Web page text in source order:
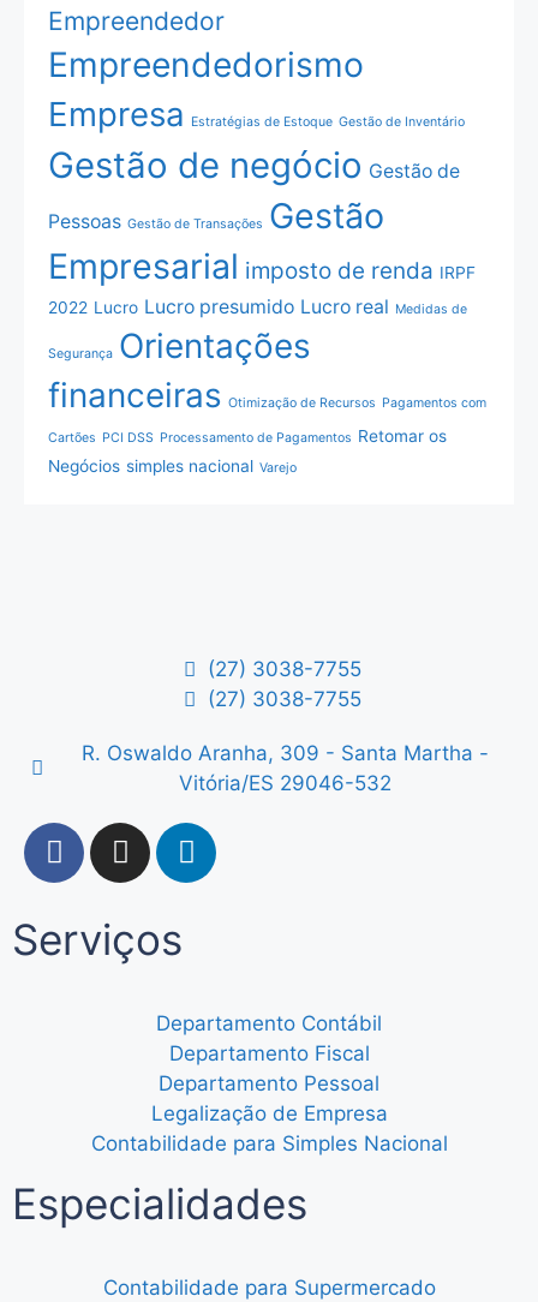
Empreendedor
Empreendedorismo
Empresa
Estratégias de Estoque Gestão de Inventário
Gestão de negócio Gestão de
Pessoas Gestão de Transações Gestão
Empresarial imposto de renda IRPF
2022 Lucro Lucro presumido Lucro real Medidas de
Segurança Orientações
financeiras Otimização de Recursos Pagamentos com
Cartões PCI DSS Processamento de Pagamentos Retomar os
Negócios simples nacional Varejo
(27) 3038-7755
(27) 3038-7755
R. Oswaldo Aranha, 309 - Santa Martha -
Vitória/ES 29046-532
Serviços
Departamento Contábil
Departamento Fiscal
Departamento Pessoal
Legalização de Empresa
Contabilidade para Simples Nacional
Especialidades
Contabilidade para Supermercado